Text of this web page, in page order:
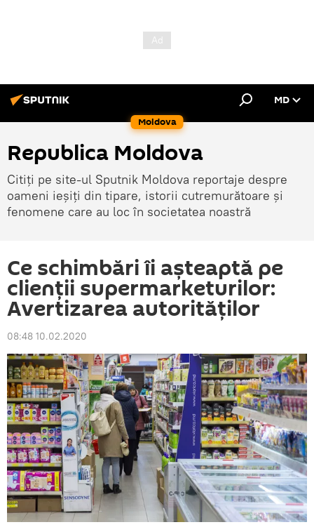
Moldova
MD
Republica Moldova
Citiți pe site-ul Sputnik Moldova reportaje despre
oameni ieșiți din tipare, istorii cutremurătoare și
fenomene care au loc în societatea noastră
Ce schimbări îi așteaptă pe
clienții supermarketurilor:
Avertizarea autorităţilor
08:48 10.02.2020